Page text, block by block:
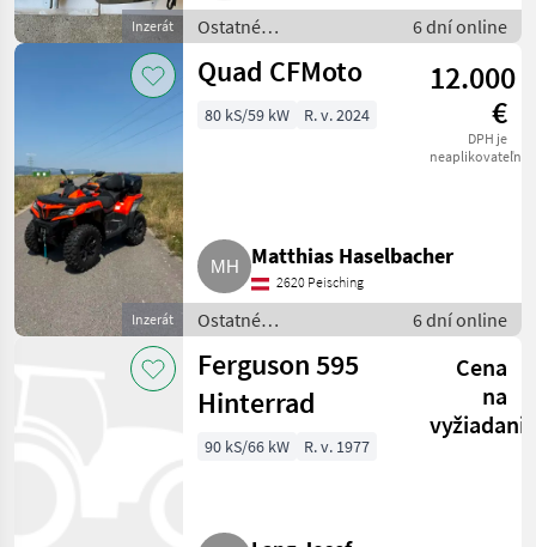
Inzerát
Ostatné
poľnohospodárske
silové stroje / ATV / UTV
6 dní online
Inzerát
Quad CFMoto
12.000
€
DPH je
neaplikovateľné
80 kS/59 kW R. v. 2024
Matthias Haselbacher
2620 Peisching
Ostatné
poľnohospodárske
silové stroje / ATV / UTV
/ Quad
6 dní online
Ferguson 595
Hinterrad
Cena
na
90 kS/66 kW R. v. 1977